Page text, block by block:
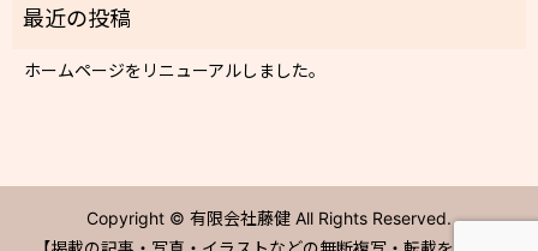
ホームページをリニューアルしました。
Copyright © 有限会社藤健 All Rights Reserved.